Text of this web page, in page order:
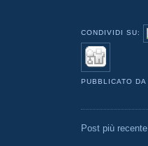
CONDIVIDI SU:
PUBBLICATO DA
Post più recente